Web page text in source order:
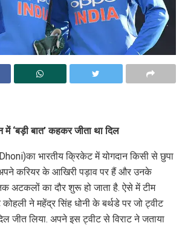
में ‘बड़ी बात’ कहकर जीता था द‍िल
भारतीय क्र‍िकेट में योगदान क‍िसी से छुपा
कर‍ियर के आख‍िरी पड़ाव पर हैं और उनके
अटकलों का दौर शुरू हो जाता है. ऐसे में टीम
कोहली ने महेंद्र स‍िंह धोनी के बर्थडे पर जो ट्वीट
जीत ल‍िया. अपने इस ट्वीट से व‍िराट ने जताया